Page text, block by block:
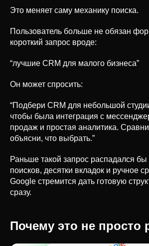
Это меняет саму механику поиска.
Пользователь больше не обязан
короткий запрос вроде:
“лучшие CRM для малого бизнеса”
Он может спросить:
“Подбери CRM для небольшой
чтобы была интеграция с
продаж и простая аналитика.
объясни, что выбрать.”
Раньше такой запрос распадался бы
поисков, десятки вкладок и ручное
Google стремится дать готовую
сразу.
Почему это не просто